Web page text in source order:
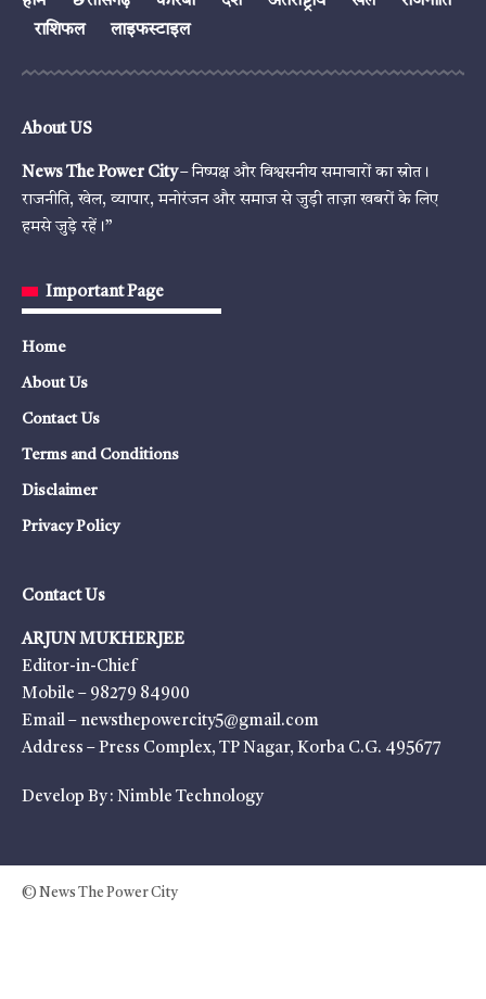
राशिफल
लाइफस्टाइल
About US
News The Power City– निष्पक्ष और विश्वसनीय समाचारों का स्रोत।
राजनीति, खेल, व्यापार, मनोरंजन और समाज से जुड़ी ताज़ा खबरों के लिए
हमसे जुड़े रहें।”
Important Page
Home
About Us
Contact Us
Terms and Conditions
Disclaimer
Privacy Policy
Contact Us
ARJUN MUKHERJEE
Editor-in-Chief
Mobile – 98279 84900
Email – newsthepowercity5@gmail.com
Address – Press Complex, TP Nagar, Korba C.G. 495677
Develop By : Nimble Technology
© News The Power City